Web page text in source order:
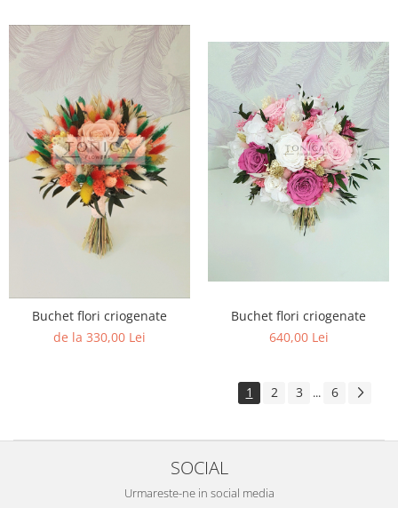
Buchet flori criogenate
de la 330,00 Lei
Buchet flori criogenate
640,00 Lei
1 2 3 ... 6
SOCIAL
Urmareste-ne in social media